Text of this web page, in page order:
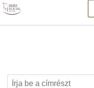
Írja be a címrészt
Keresés